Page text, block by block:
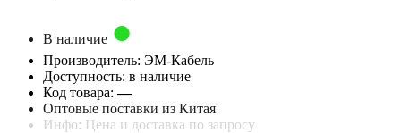
В наличие
Производитель: ЭМ-Кабель
Доступность: в наличие
Код товара:—
Оптовые поставки из Китая
Инфо: Цена и доставка по запросу